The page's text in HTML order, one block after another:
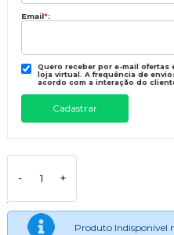
Email*:
Quero receber por e-mail ofertas
loja virtual. A frequência de
acordo com a interação do
- +
Produto Indisponível